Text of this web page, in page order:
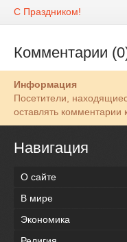
С Праздником!
Комментарии
Информация
Посетители,
оставлять комментарии
Навигация
О сайте
В мире
Экономика